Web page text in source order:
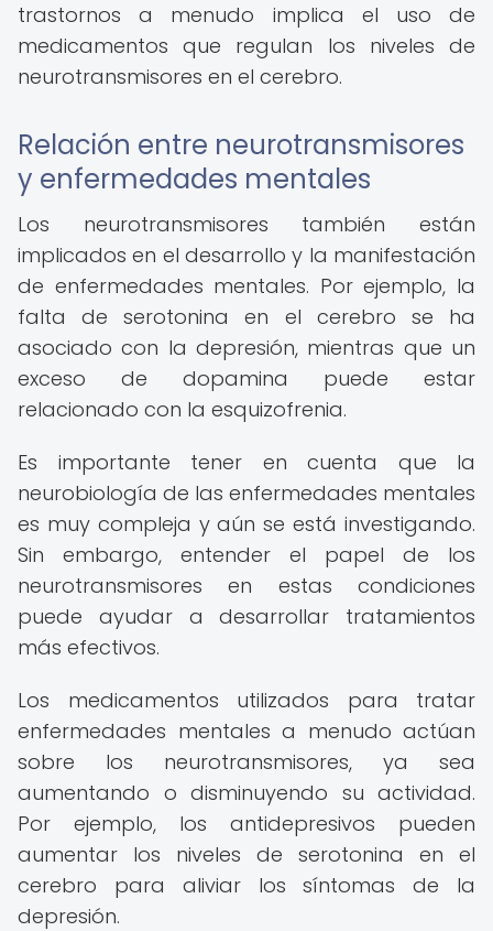
trastornos a menudo implica el uso de
medicamentos que regulan los niveles de
neurotransmisores en el cerebro.
Relación entre neurotransmisores
y enfermedades mentales
Los neurotransmisores también están
implicados en el desarrollo y la manifestación
de enfermedades mentales. Por ejemplo, la
falta de serotonina en el cerebro se ha
asociado con la depresión, mientras que un
exceso de dopamina puede estar
relacionado con la esquizofrenia.
Es importante tener en cuenta que la
neurobiología de las enfermedades mentales
es muy compleja y aún se está investigando.
Sin embargo, entender el papel de los
neurotransmisores en estas condiciones
puede ayudar a desarrollar tratamientos
más efectivos.
Los medicamentos utilizados para tratar
enfermedades mentales a menudo actúan
sobre los neurotransmisores, ya sea
aumentando o disminuyendo su actividad.
Por ejemplo, los antidepresivos pueden
aumentar los niveles de serotonina en el
cerebro para aliviar los síntomas de la
depresión.